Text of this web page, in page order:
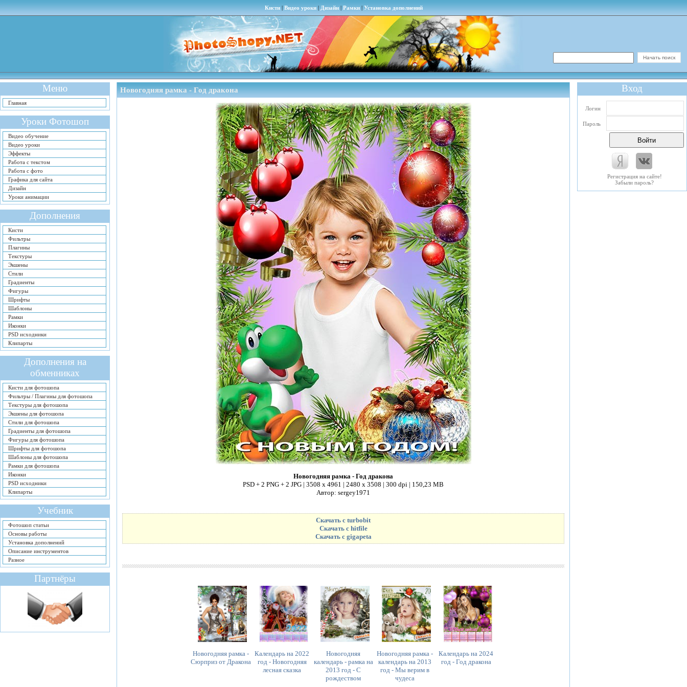
Кисти| Видео уроки| Дизайн| Рамки| Установка дополнений
Меню
Главная
Уроки Фотошоп
Видео обучение
Видео уроки
Эффекты
Работа с текстом
Работа с фото
Графика для сайта
Дизайн
Уроки анимации
Дополнения
Кисти
Фильтры
Плагины
Текстуры
Экшены
Стили
Градиенты
Фигуры
Шрифты
Шаблоны
Рамки
Иконки
PSD исходники
Клипарты
Дополнения на
обменниках
Кисти для фотошопа
Фильтры / Плагины для фотошопа
Текстуры для фотошопа
Экшены для фотошопа
Стили для фотошопа
Градиенты для фотошопа
Фигуры для фотошопа
Шрифты для фотошопа
Шаблоны для фотошопа
Рамки для фотошопа
Иконки
PSD исходники
Клипарты
Учебник
Фотошоп статьи
Основы работы
Установка дополнений
Описание инструментов
Разное
Партнёры
Вход
Логин
Пароль
Регистрация на сайте!
Забыли пароль?
Новогодняя рамка - Год дракона
Новогодняя рамка - Год дракона
PSD + 2 PNG + 2 JPG | 3508 x 4961 | 2480 x 3508 | 300 dpi | 150,23 MB
Автор: sergey1971
Скачать с turbobit
Скачать с hitfile
Скачать с gigapeta
Новогодняя рамка -
Сюрприз от Дракона
Календарь на 2022
год - Новогодняя
лесная сказка
Новогодняя
календарь - рамка на
2013 год - С
рождеством
Новогодняя рамка -
календарь на 2013
год - Мы верим в
чудеса
Календарь на 2024
год - Год дракона